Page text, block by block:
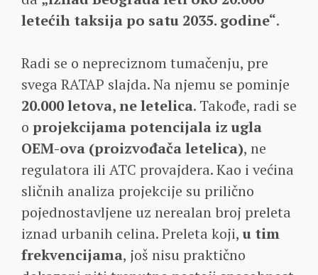
letećih taksija po satu 2035. godine“.
Radi se o nepreciznom tumačenju, pre
svega RATAP slajda. Na njemu se pominje
20.000 letova, ne letelica. Takođe, radi se
o projekcijama potencijala iz ugla
OEM-ova (proizvođača letelica), ne
regulatora ili ATC provajdera. Kao i većina
sličnih analiza projekcije su prilično
pojednostavljene uz nerealan broj preleta
iznad urbanih celina. Preleta koji, u tim
frekvencijama, još nisu praktično